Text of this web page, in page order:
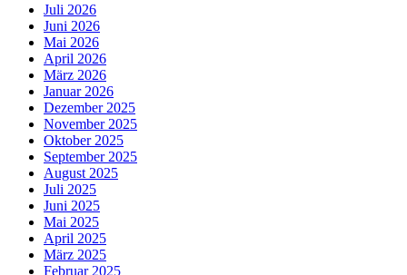
Juli 2026
Juni 2026
Mai 2026
April 2026
März 2026
Januar 2026
Dezember 2025
November 2025
Oktober 2025
September 2025
August 2025
Juli 2025
Juni 2025
Mai 2025
April 2025
März 2025
Februar 2025